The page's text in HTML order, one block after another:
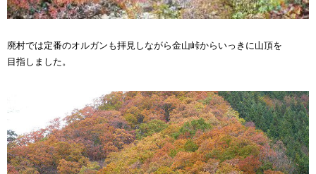
廃村では定番のオルガンも拝見しながら金山峠からいっきに山頂を
目指しました。